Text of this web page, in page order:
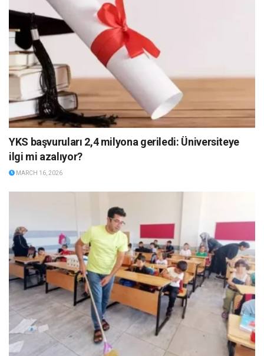
YKS başvuruları 2,4 milyona geriledi: Üniversiteye
ilgi mi azalıyor?
MARCH 16, 2026